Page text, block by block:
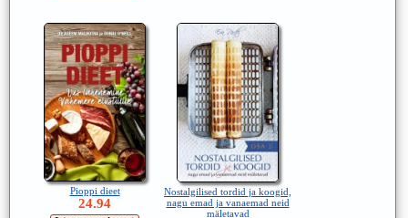
Pioppi dieet
24.94
Nostalgilised tordid ja koogid,
nagu emad ja vanaemad neid
mäletavad